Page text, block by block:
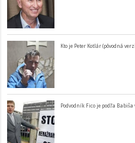
Kto je Peter Kotlár (pôvodná
Podvodník Fico je podľa